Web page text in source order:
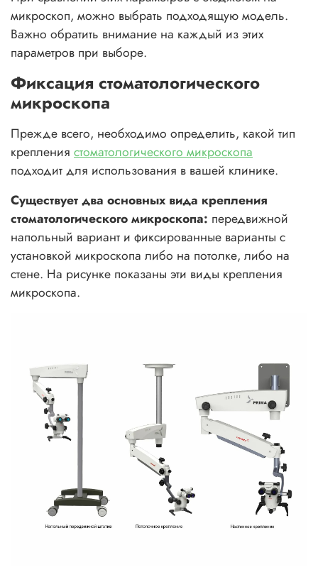
микроскоп, можно выбрать подходящую модель.
Важно обратить внимание на каждый из этих
параметров при выборе.
Фиксация стоматологического
микроскопа
Прежде всего, необходимо определить, какой тип
крепления стоматологического микроскопа
подходит для использования в вашей клинике.
Существует два основных вида крепления
стоматологического микроскопа: передвижной
напольный вариант и фиксированные варианты с
установкой микроскопа либо на потолке, либо на
стене. На рисунке показаны эти виды крепления
микроскопа.